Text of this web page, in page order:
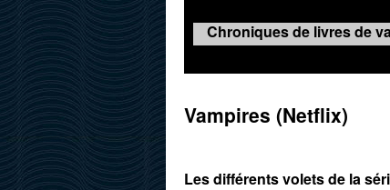
Chroniques de livres de
Vampires (Netflix)
Les différents volets de la